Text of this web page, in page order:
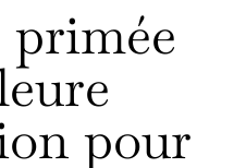
primée
pour